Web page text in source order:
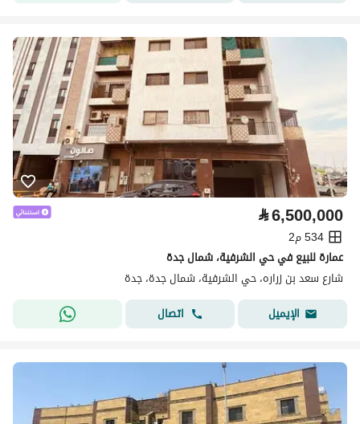
⃁6,500,000
534 م2
عمارة للبيع في حي الشرفية، شمال جدة
شارع سعد بن زراره، حي الشرفية، شمال جدة، جدة
الإيميل
اتصال